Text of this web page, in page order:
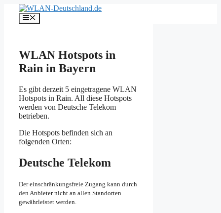
Inhalt
springen
Menü
WLAN Hotspots in
Rain in Bayern
Es gibt derzeit 5 eingetragene WLAN
Hotspots in Rain. All diese Hotspots
werden von Deutsche Telekom
betrieben.
Die Hotspots befinden sich an
folgenden Orten:
Deutsche Telekom
Der einschränkungsfreie Zugang kann durch
den Anbieter nicht an allen Standorten
gewährleistet werden.